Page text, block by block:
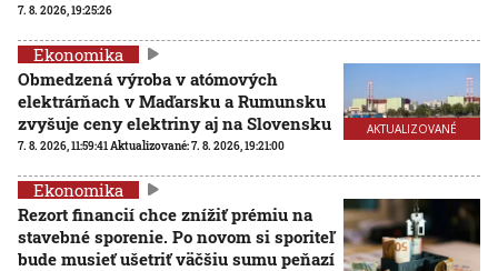
7. 8. 2026, 19:25:26
AKTUALIZOVANÉ
Ekonomika
Obmedzená výroba v atómových
elektrárňach v Maďarsku a Rumunsku
zvyšuje ceny elektriny aj na Slovensku
7. 8. 2026, 11:59:41Aktualizované:7. 8. 2026, 19:21:00
Ekonomika
Rezort financií chce znížiť prémiu na
stavebné sporenie. Po novom si sporiteľ
bude musieť ušetriť väčšiu sumu peňazí